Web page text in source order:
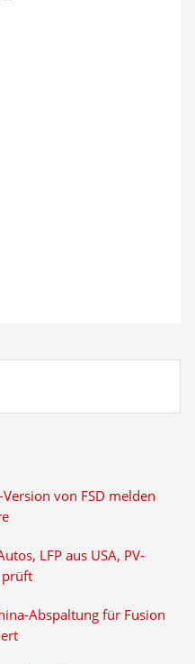
von FSD melden
LFP aus USA, PV-
prüft
Abspaltung für Fusion